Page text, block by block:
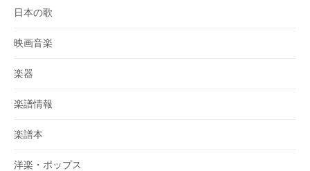
日本の歌
映画音楽
楽器
楽譜情報
楽譜本
洋楽・ポップス